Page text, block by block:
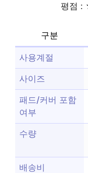
평점 :
구분
사용계절
사이즈
패드/커버 포함
여부
수량
배송비